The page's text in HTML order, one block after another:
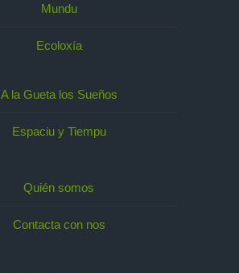
Mundu
Ecoloxía
A la Gueta los Sueños
Espaciu y Tiempu
Quién somos
Contacta con nos